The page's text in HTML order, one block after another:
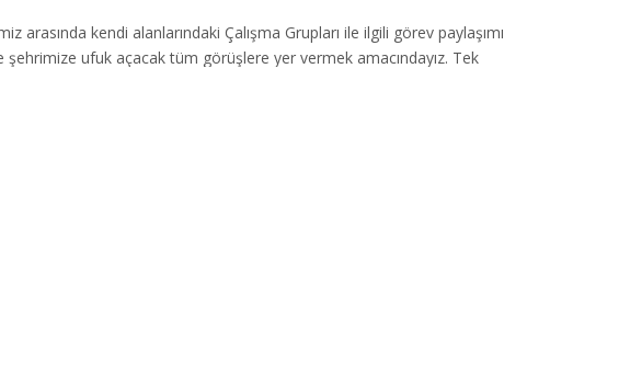
arasında kendi alanlarındaki Çalışma Grupları ile ilgili görev paylaşımı
şehrimize ufuk açacak tüm görüşlere yer vermek amacındayız. Tek